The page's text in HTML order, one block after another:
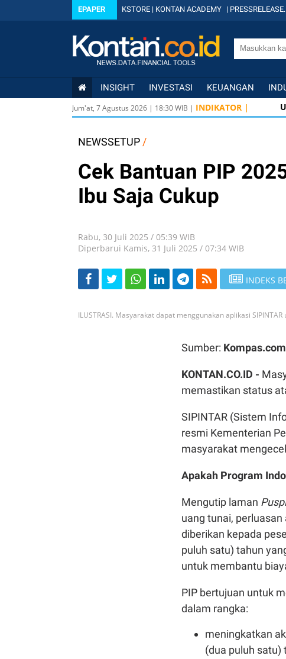
EPAPER KSTORE | KONTAN ACADEMY |
INSIGHT INVESTASI KEUANGAN
Jum'at, 7 Agustus 2026 | 18:30WIB | INDIKATOR |
NEWSSETUP /
Cek Bantuan PIP
Ibu Saja Cukup
Rabu, 30 Juli 2025 / 05:39 WIB
Diperbarui Kamis, 31 Juli 2025 / 07:34 WIB
INDEKS
ILUSTRASI. Masyarakat dapat menggunakan aplikasi
Sumber: Kompas.com
KONTAN.CO.ID -
memastikan status
SIPINTAR (Sistem
resmi Kementerian
masyarakat
Apakah Program
Mengutip laman
uang tunai,
diberikan kepada
puluh satu) tahun
untuk membantu
PIP bertujuan untuk
dalam rangka:
meningkatkan
(dua puluh satu)